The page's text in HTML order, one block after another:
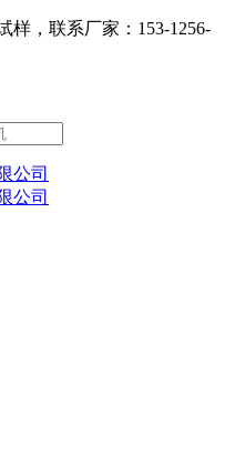
样，联系厂家：153-1256-